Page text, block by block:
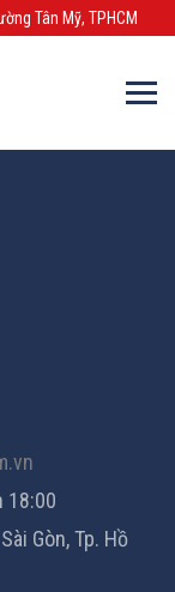
Tân Mỹ, TPHCM
18:00
Gòn, Tp. Hồ